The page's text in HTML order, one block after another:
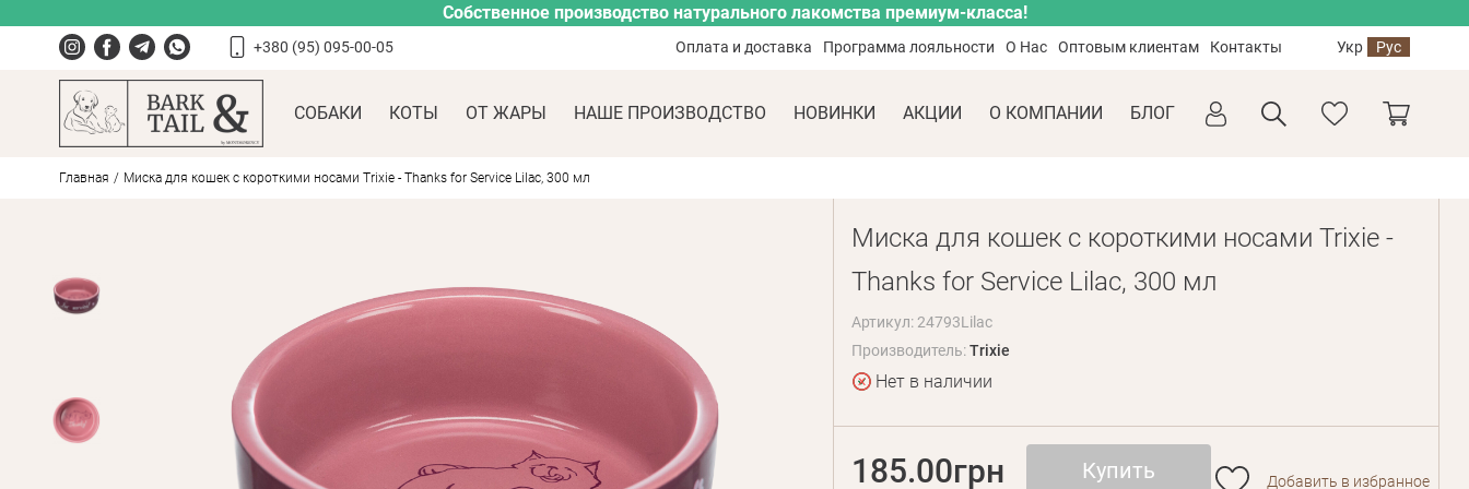
Собственное производство натурального лакомства премиум-класса!
+380 (95) 095-00-05 Оплата и доставка Программа лояльности О Нас Оптовым клиентам Контакты Укр Рус
СОБАКИ КОТЫ ОТ ЖАРЫ НАШЕ ПРОИЗВОДСТВО НОВИНКИ АКЦИИ О КОМПАНИИ БЛОГ
Главная Миска для кошек с короткими носами Trixie - Thanks for Service Lilac, 300 мл
Миска для кошек с короткими носами Trixie -
Thanks for Service Lilac, 300 мл
Артикул: 24793Lilac
Производитель:Trixie
Нет в наличии
185.00грн Купить Добавить в избранное